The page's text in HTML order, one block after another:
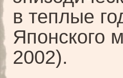
в теплые
Японского
2002).